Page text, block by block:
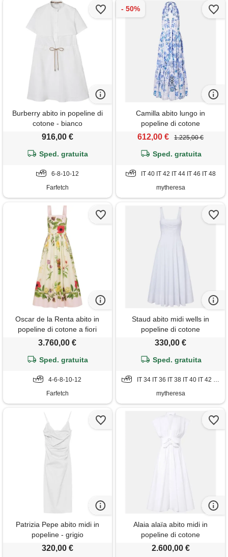
Burberry abito in popeline di
cotone - bianco
916,00 €
Sped. gratuita
6-8-10-12
Farfetch
Camilla abito lungo in
popeline di cotone
612,00 € 1.225,00 €
Sped. gratuita
IT 40 IT 42 IT 44 IT 46 IT 48
mytheresa
Oscar de la Renta abito in
popeline di cotone a fiori
dominican - toni neutri
3.760,00 €
Sped. gratuita
4-6-8-10-12
Farfetch
Staud abito midi wells in
popeline di cotone
330,00 €
Sped. gratuita
IT 34 IT 36 IT 38 IT 40 IT 42 IT 44 IT 48 IT 50 IT 52
mytheresa
Patrizia Pepe abito midi in
popeline - grigio
320,00 €
Alaia alaïa abito midi in
popeline di cotone
2.600,00 €